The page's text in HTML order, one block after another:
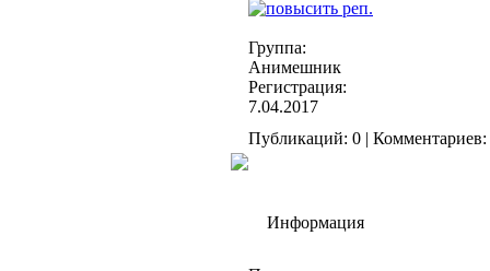
Группа:
Анимешник
Регистрация:
7.04.2017
Публикаций: 0 | Комментариев:
Информация